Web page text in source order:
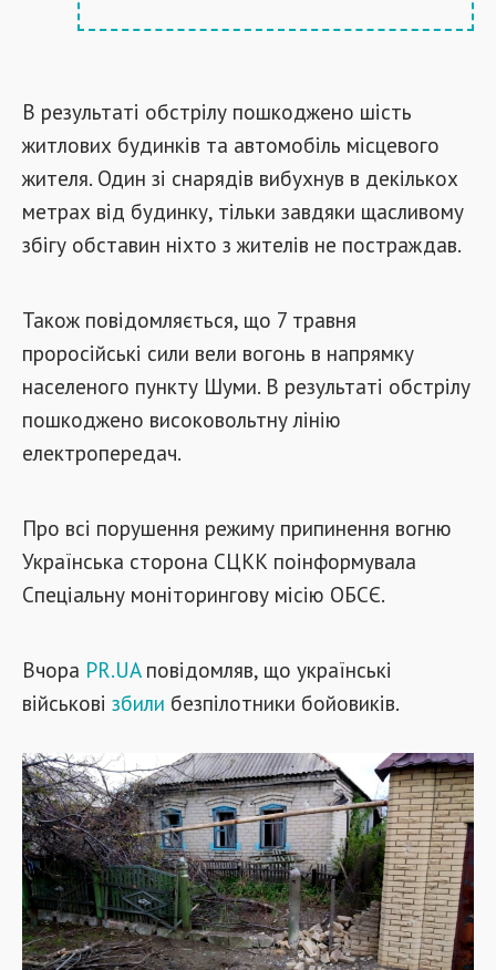
В результаті обстрілу пошкоджено шість
житлових будинків та автомобіль місцевого
жителя. Один зі снарядів вибухнув в декількох
метрах від будинку, тільки завдяки щасливому
збігу обставин ніхто з жителів не постраждав.
Також повідомляється, що 7 травня
проросійські сили вели вогонь в напрямку
населеного пункту Шуми. В результаті обстрілу
пошкоджено високовольтну лінію
електропередач.
Про всі порушення режиму припинення вогню
Українська сторона СЦКК поінформувала
Спеціальну моніторингову місію ОБСЄ.
Вчора PR.UAповідомляв, що українські
військові збили безпілотники бойовиків.